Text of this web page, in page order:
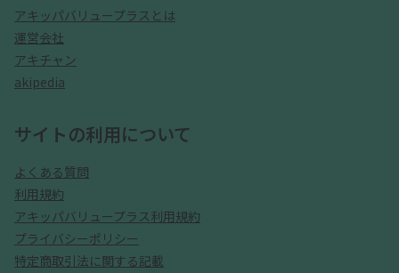
アキッパバリュープラスとは
運営会社
アキチャン
akipedia
サイトの利用について
よくある質問
利用規約
アキッパバリュープラス利用規約
プライバシーポリシー
特定商取引法に関する記載